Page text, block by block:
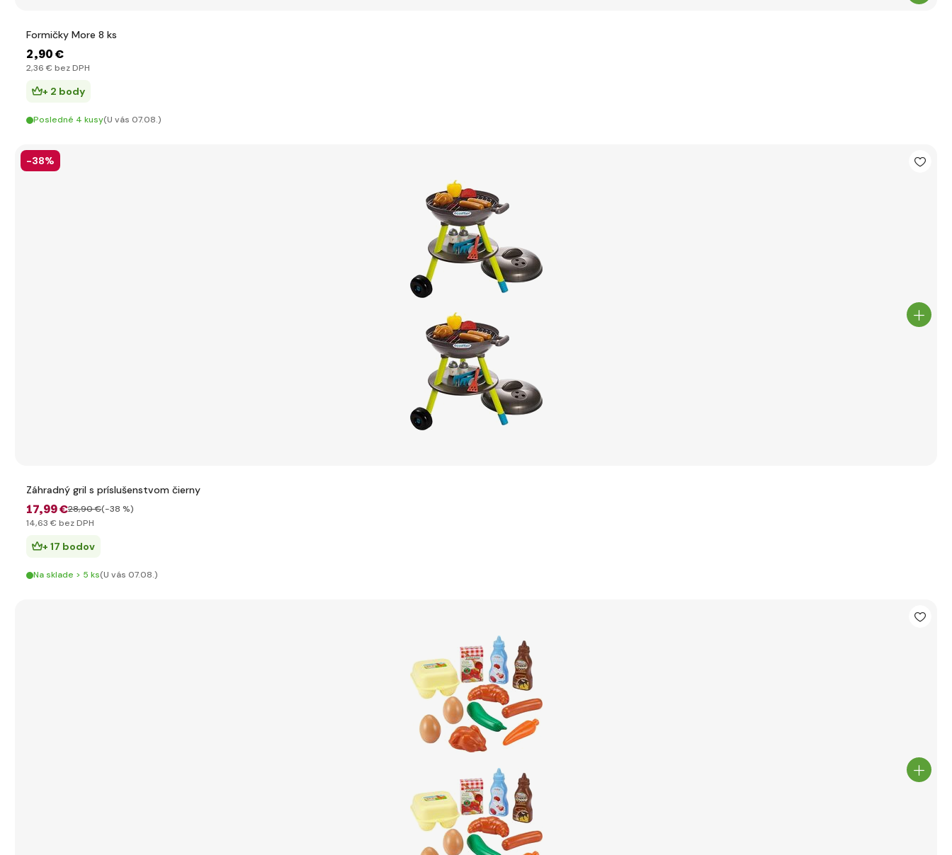
Formičky More 8 ks
2,90 €
2,36 € bez DPH
+ 2 body
Posledné 4 kusy(U vás 07.08.)
-38%
Záhradný gril s príslušenstvom čierny
17,99 €28,90 €(-38 %)
14,63 € bez DPH
+ 17 bodov
Na sklade > 5 ks(U vás 07.08.)